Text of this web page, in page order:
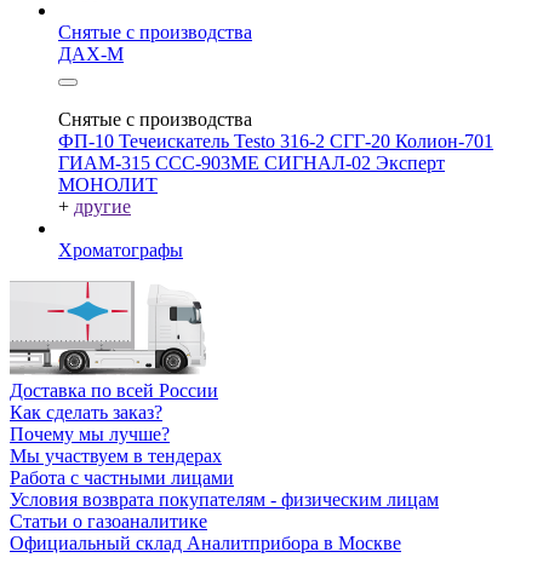
Снятые с производства
ДАХ-М
Снятые с производства
ФП-10 Течеискатель Testo 316-2 СГГ-20 Колион-701
ГИАМ-315 ССС-903МЕ СИГНАЛ-02 Эксперт
МОНОЛИТ
+ другие
Хроматографы
Доставка по всей России
Как сделать заказ?
Почему мы лучше?
Мы участвуем в тендерах
Работа с частными лицами
Условия возврата покупателям - физическим лицам
Статьи о газоаналитике
Официальный склад Аналитприбора в Москве